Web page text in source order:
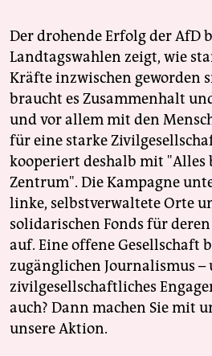
Der drohende Erfolg der AfD
Landtagswahlen zeigt, wie
Kräfte inzwischen geworden
braucht es Zusammenhalt
und vor allem mit den
für eine starke
kooperiert deshalb mit
Zentrum". Die Kampagne
linke, selbstverwaltete Orte
solidarischen Fonds für
auf. Eine offene Gesellschaft
zugänglichen Journalismus –
zivilgesellschaftliches
auch? Dann machen Sie mit
unsere Aktion.